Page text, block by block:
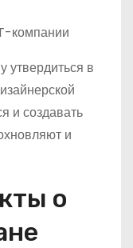
компании
утвердиться в
и создавать
и
о